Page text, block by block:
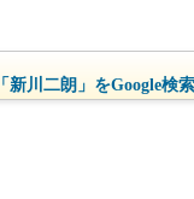
「新川二朗」をGoogle検索